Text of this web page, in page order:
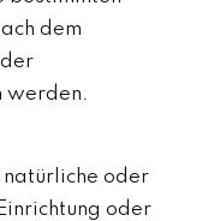
dem
werden.
oder
oder